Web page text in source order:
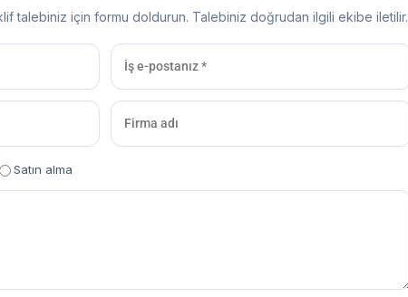
talebiniz için formu doldurun. Talebiniz doğrudan ilgili ekibe iletilir.
Satın alma